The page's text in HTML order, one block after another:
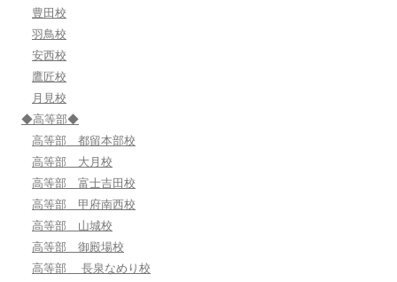
豊田校
羽鳥校
安西校
鷹匠校
月見校
◆高等部◆
高等部 都留本部校
高等部 大月校
高等部 富士吉田校
高等部 甲府南西校
高等部 山城校
高等部 御殿場校
高等部 長泉なめり校